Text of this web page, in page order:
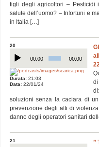
figli degli agricoltori – Pesticidi
salute dell’uomo? – Infortuni e
in Italia […]
20
Player
00:00 00:00
Durata: 21:03
Data: 22/01/24
di
soluzioni senza la caciara di
prevenzione degli atti di
danno degli operatori sanitari
21
”